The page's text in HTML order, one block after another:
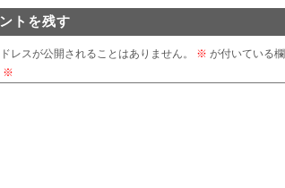
トを残す
レスが公開されることはありません。 ※ が付いている
※